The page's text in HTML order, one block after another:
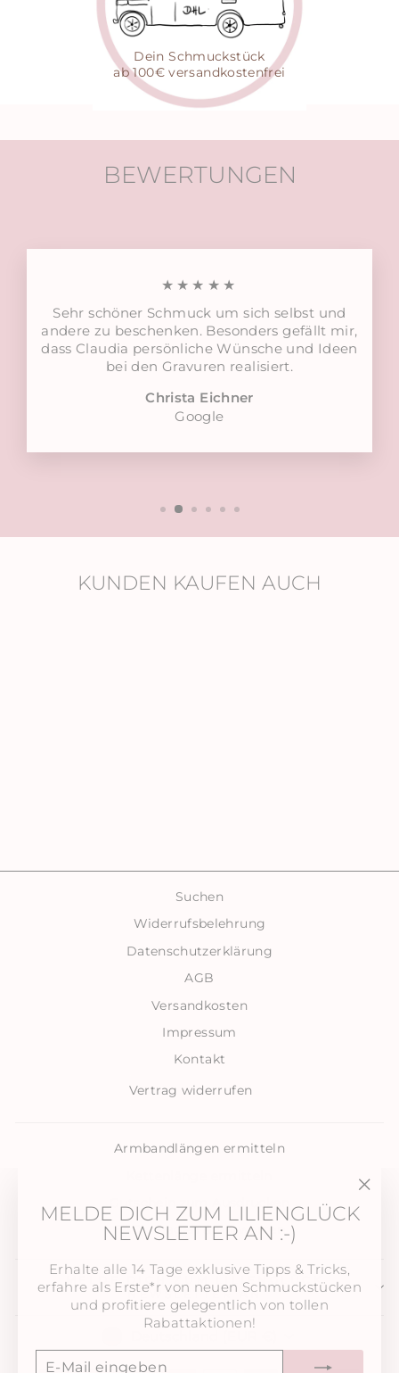
MELDE DICH ZUM LILIENGLÜCK
NEWSLETTER AN :-)
Erhalte alle 14 Tage exklusive Tipps & Tricks,
erfahre als Erste*r von neuen Schmuckstücken
und profitiere gelegentlich von tollen
Rabattaktionen!
MAIL
VERSAND
Dein Schmuckstück
ab 100€ versandkostenfrei
BEWERTUNGEN
★★★★★
Sehr schöner Schmuck um sich selbst und
andere zu beschenken. Besonders gefällt mir,
dass Claudia persönliche Wünsche und Ideen
bei den Gravuren realisiert.
Christa Eichner
Google
KUNDEN KAUFEN AUCH
Suchen
Widerrufsbelehrung
Datenschutzerklärung
AGB
Versandkosten
Impressum
Kontakt
Vertrag widerrufen
Armbandlängen ermitteln
FAQ . Fragen & Antworten
MELDE DICH ZUM LILIENGLÜCK
NEWSLETTER AN
WÄHRUNG